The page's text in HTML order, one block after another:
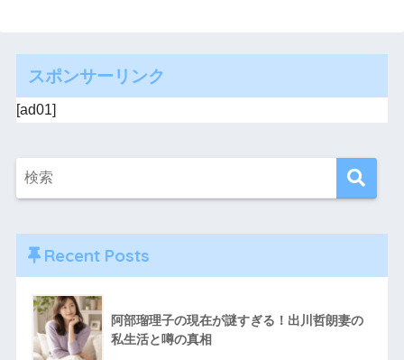
スポンサーリンク
[ad01]
Recent Posts
阿部瑠理子の現在が謎すぎる！出川哲朗妻の
私生活と噂の真相